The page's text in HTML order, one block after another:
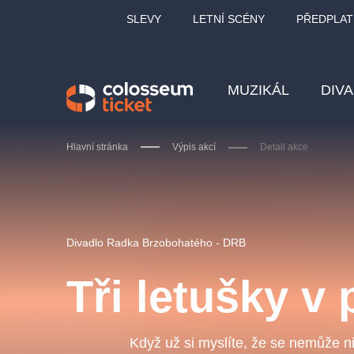
SLEVY LETNÍ SCÉNY
MUZIKÁL
Hlavní stránka Výpis akcí Detail akce
Divadlo Radka Brzobohatého - DRB
Tři letušky v
Když už si myslíte, že se nemůže
OBYČEJNÁ HOLKA